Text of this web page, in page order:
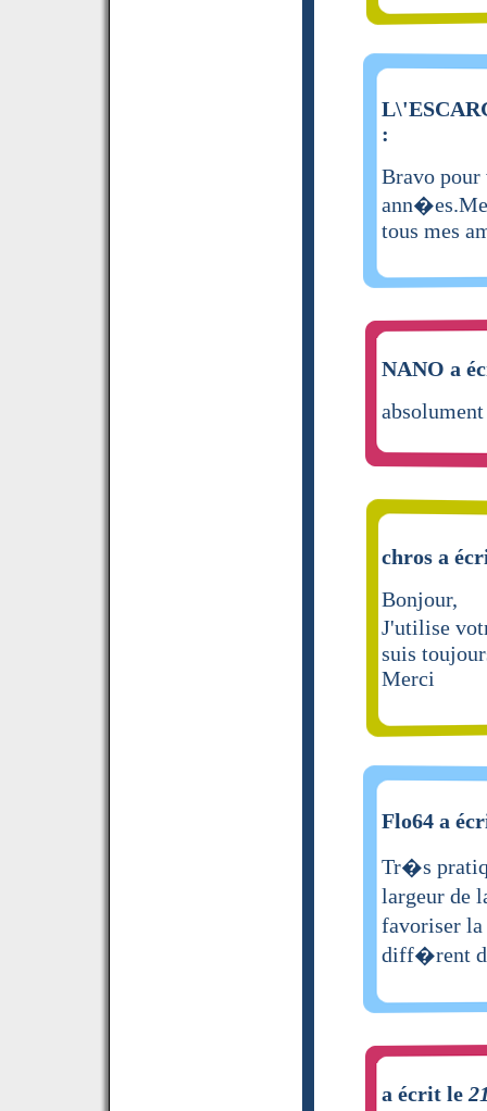
:
Bravo pour
tous mes
NANO a
chros a
Bonjour,
J'utilise
suis
Merci
Flo64 a
Tr�s
largeur de
favoriser
diff�rent
a écrit le